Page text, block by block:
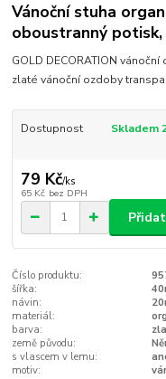
Vánoční stuha
oboustranný
GOLD DECORATION
zlaté vánoční ozdoby
Dostupnost Skladem
79 Kč/ks
65 Kč bez DPH
Číslo produktu:
šířka:
návin:
materiál:
barva:
země původu:
s vlascem v lemu:
motiv: